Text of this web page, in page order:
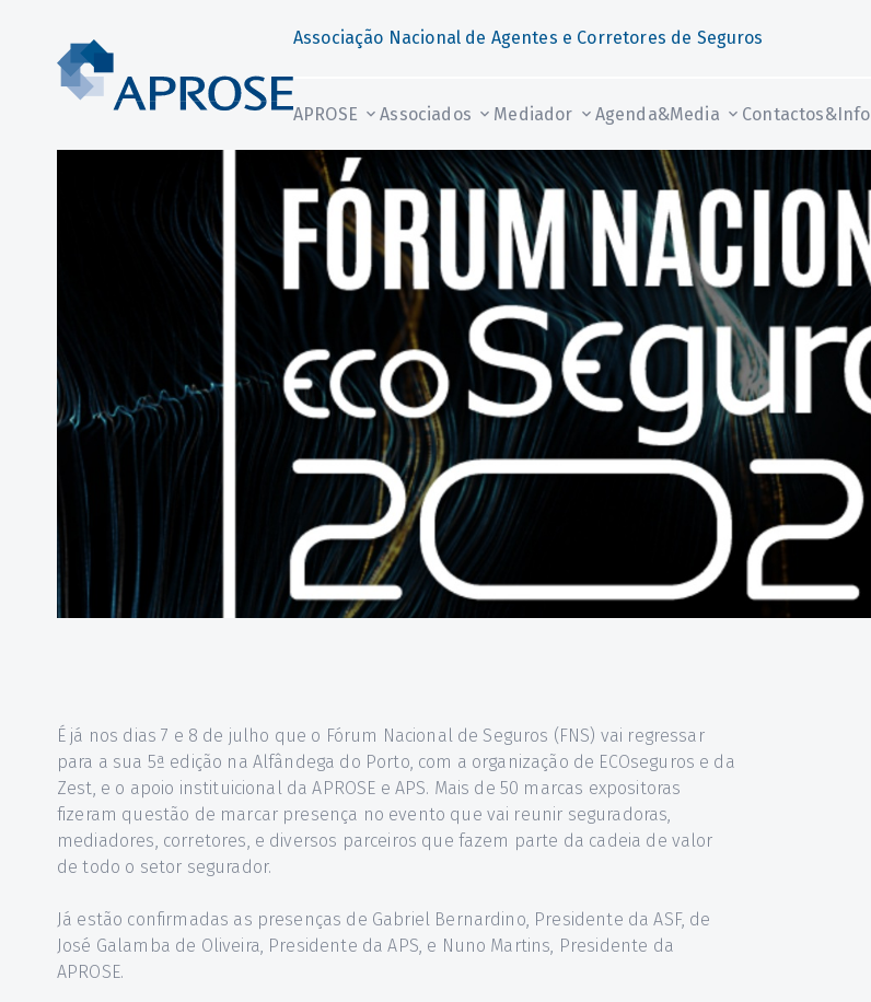
Associação Nacional de Agentes e Corretores de Seguros
APROSE Associados Mediador Agenda&Media Contactos&Info
É já nos dias 7 e 8 de julho que o Fórum Nacional de Seguros (FNS) vai regressar
para a sua 5ª edição na Alfândega do Porto, com a organização de ECOseguros e da
Zest, e o apoio instituicional da APROSE e APS. Mais de 50 marcas expositoras
fizeram questão de marcar presença no evento que vai reunir seguradoras,
mediadores, corretores, e diversos parceiros que fazem parte da cadeia de valor
de todo o setor segurador.
Já estão confirmadas as presenças de Gabriel Bernardino, Presidente da ASF, de
José Galamba de Oliveira, Presidente da APS, e Nuno Martins, Presidente da
APROSE.